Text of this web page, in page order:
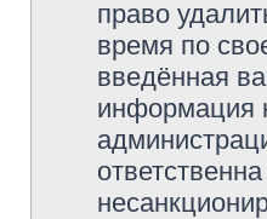
право
время по
введённая
информация